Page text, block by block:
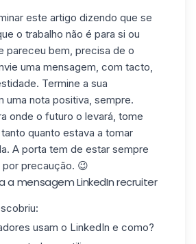
este artigo dizendo que se
o trabalho não é para si ou
pareceu bem, precisa de o
uma mensagem, com tacto,
Termine a sua
uma nota positiva, sempre.
onde o futuro o levará, tome
quanto estava a tomar
A porta tem de estar sempre
precaução. 😉
a mensagem LinkedIn recruiter
usam o LinkedIn e como?